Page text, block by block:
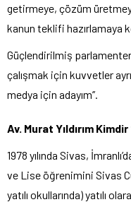
getirmeye, çözüm
kanun teklifi hazırlamaya
Güçlendirilmiş
çalışmak için kuvvetler
medya için adayım’’.
Av. Murat Yıldırım Kimdir
1978 yılında Sivas,
ve Lise öğrenimini Sivas
yatılı okullarında) yatılı